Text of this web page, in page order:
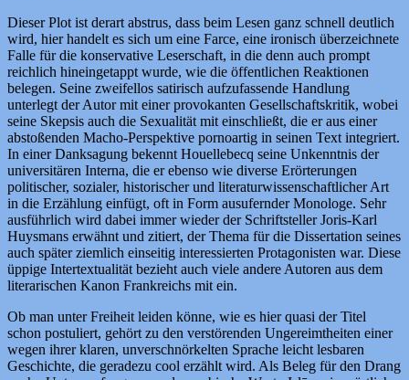
Dieser Plot ist derart abstrus, dass beim Lesen ganz schnell deutlich
wird, hier handelt es sich um eine Farce, eine ironisch überzeichnete
Falle für die konservative Leserschaft, in die denn auch prompt
reichlich hineingetappt wurde, wie die öffentlichen Reaktionen
belegen. Seine zweifellos satirisch aufzufassende Handlung
unterlegt der Autor mit einer provokanten Gesellschaftskritik, wobei
seine Skepsis auch die Sexualität mit einschließt, die er aus einer
abstoßenden Macho-Perspektive pornoartig in seinen Text integriert.
In einer Danksagung bekennt Houellebecq seine Unkenntnis der
universitären Interna, die er ebenso wie diverse Erörterungen
politischer, sozialer, historischer und literaturwissenschaftlicher Art
in die Erzählung einfügt, oft in Form ausufernder Monologe. Sehr
ausführlich wird dabei immer wieder der Schriftsteller Joris-Karl
Huysmans erwähnt und zitiert, der Thema für die Dissertation seines
auch später ziemlich einseitig interessierten Protagonisten war. Diese
üppige Intertextualität bezieht auch viele andere Autoren aus dem
literarischen Kanon Frankreichs mit ein.
Ob man unter Freiheit leiden könne, wie es hier quasi der Titel
schon postuliert, gehört zu den verstörenden Ungereimtheiten einer
wegen ihrer klaren, unverschnörkelten Sprache leicht lesbaren
Geschichte, die geradezu cool erzählt wird. Als Beleg für den Drang